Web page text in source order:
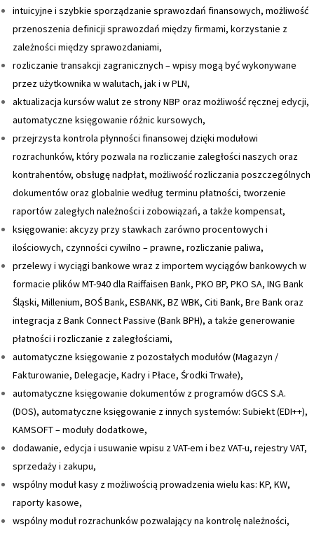
intuicyjne i szybkie sporządzanie sprawozdań finansowych, możliwość
przenoszenia definicji sprawozdań między firmami, korzystanie z
zależności między sprawozdaniami,
rozliczanie transakcji zagranicznych – wpisy mogą być wykonywane
przez użytkownika w walutach, jak i w PLN,
aktualizacja kursów walut ze strony NBP oraz możliwość ręcznej edycji,
automatyczne księgowanie różnic kursowych,
przejrzysta kontrola płynności finansowej dzięki modułowi
rozrachunków, który pozwala na rozliczanie zaległości naszych oraz
kontrahentów, obsługę nadpłat, możliwość rozliczania poszczególnych
dokumentów oraz globalnie według terminu płatności, tworzenie
raportów zaległych należności i zobowiązań, a także kompensat,
księgowanie: akcyzy przy stawkach zarówno procentowych i
ilościowych, czynności cywilno – prawne, rozliczanie paliwa,
przelewy i wyciągi bankowe wraz z importem wyciągów bankowych w
formacie plików MT-940 dla Raiffaisen Bank, PKO BP, PKO SA, ING Bank
Śląski, Millenium, BOŚ Bank, ESBANK, BZ WBK, Citi Bank, Bre Bank oraz
integracja z Bank Connect Passive (Bank BPH), a także generowanie
płatności i rozliczanie z zaległościami,
automatyczne księgowanie z pozostałych modułów (Magazyn /
Fakturowanie, Delegacje, Kadry i Płace, Środki Trwałe),
automatyczne księgowanie dokumentów z programów dGCS S.A.
(DOS), automatyczne księgowanie z innych systemów: Subiekt (EDI++),
KAMSOFT – moduły dodatkowe,
dodawanie, edycja i usuwanie wpisu z VAT-em i bez VAT-u, rejestry VAT,
sprzedaży i zakupu,
wspólny moduł kasy z możliwością prowadzenia wielu kas: KP, KW,
raporty kasowe,
wspólny moduł rozrachunków pozwalający na kontrolę należności,